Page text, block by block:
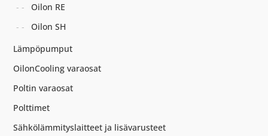
Oilon RE
Oilon SH
Lämpöpumput
OilonCooling varaosat
Poltin varaosat
Polttimet
Sähkölämmityslaitteet ja lisävarusteet